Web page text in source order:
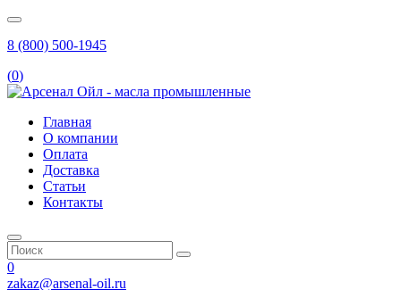
8 (800) 500-1945
(0)
Главная
О компании
Оплата
Доставка
Статьи
Контакты
0
zakaz@arsenal-oil.ru